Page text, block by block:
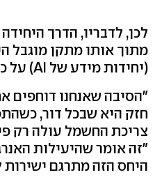
לכן, לדבריו, הדרך
מתוך אותו מתקן מוגבל
(יחידות מידע של AI) על כל וואט שנשרף.
"הסיבה שאנחנו דוחפים
חזק היא שבכל דור,
צריכת החשמל עולה רק
"זה אומר שהיעילות
היחס הזה מתרגם